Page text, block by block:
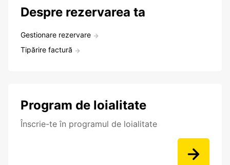
Despre rezervarea ta
Gestionare rezervare
Tipărire factură
Program de loialitate
Înscrie-te în programul de loialitate